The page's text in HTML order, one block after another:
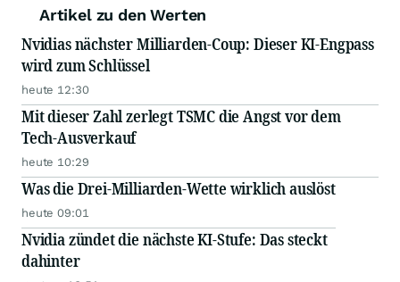
Artikel zu den Werten
Nvidias nächster Milliarden-Coup: Dieser KI-Engpass
wird zum Schlüssel
heute 12:30
Mit dieser Zahl zerlegt TSMC die Angst vor dem
Tech-Ausverkauf
heute 10:29
Was die Drei-Milliarden-Wette wirklich auslöst
heute 09:01
Nvidia zündet die nächste KI-Stufe: Das steckt
dahinter